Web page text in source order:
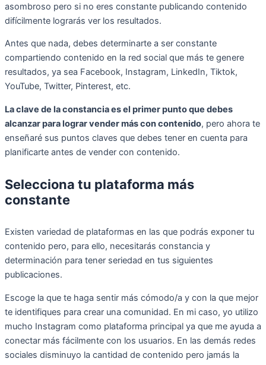
asombroso pero si no eres constante publicando contenido
difícilmente lograrás ver los resultados.
Antes que nada, debes determinarte a ser constante
compartiendo contenido en la red social que más te genere
resultados, ya sea Facebook, Instagram, LinkedIn, Tiktok,
YouTube, Twitter, Pinterest, etc.
La clave de la constancia es el primer punto que debes
alcanzar para lograr vender más con contenido, pero ahora te
enseñaré sus puntos claves que debes tener en cuenta para
planificarte antes de vender con contenido.
Selecciona tu plataforma más
constante
Existen variedad de plataformas en las que podrás exponer tu
contenido pero, para ello, necesitarás constancia y
determinación para tener seriedad en tus siguientes
publicaciones.
Escoge la que te haga sentir más cómodo/a y con la que mejor
te identifiques para crear una comunidad. En mi caso, yo utilizo
mucho Instagram como plataforma principal ya que me ayuda a
conectar más fácilmente con los usuarios. En las demás redes
sociales disminuyo la cantidad de contenido pero jamás la